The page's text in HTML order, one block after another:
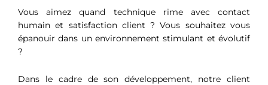
Vous aimez quand technique rime avec contact
humain et satisfaction client ? Vous souhaitez vous
épanouir dans un environnement stimulant et évolutif
?
Dans le cadre de son développement, notre client